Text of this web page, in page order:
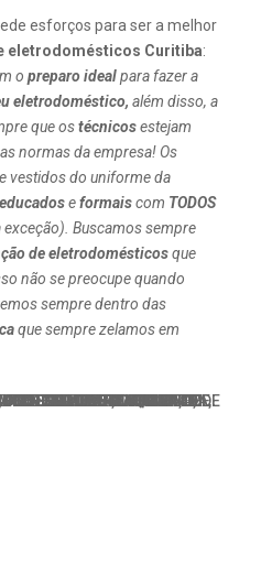
esforços para ser a melhor
eletrodomésticos Curitiba:
o preparo idealpara fazer a
eletrodoméstico, além disso, a
que ostécnicosestejam
normas da empresa! Os
vestidos do uniforme da
educadoseformaiscom TODOS
Buscamos sempre
de eletrodomésticosque
não se preocupe quando
sempre dentro das
que sempre zelamos em